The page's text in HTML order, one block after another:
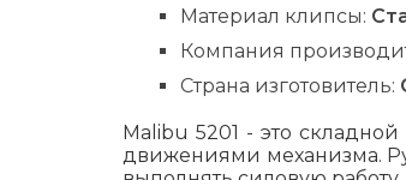
Материал клипсы:
Компания
Страна изготовитель:
Malibu 5201 - это
движениями механизма.